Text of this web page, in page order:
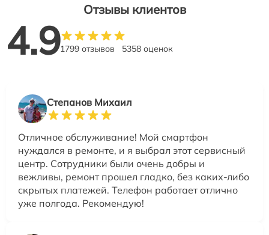
Отзывы клиентов
4.91799 отзывов 5358 оценок
Степанов Михаил
Отличное обслуживание! Мой смартфон
нуждался в ремонте, и я выбрал этот сервисный
центр. Сотрудники были очень добры и
вежливы, ремонт прошел гладко, без каких-либо
скрытых платежей. Телефон работает отлично
уже полгода. Рекомендую!